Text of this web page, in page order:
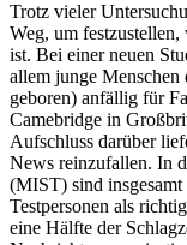
Trotz vieler
Weg, um
ist. Bei einer neuen
allem junge
geboren) anfällig für
Camebridge in
Aufschluss darüber
News reinzufallen. In
(MIST) sind
Testpersonen als
eine Hälfte der